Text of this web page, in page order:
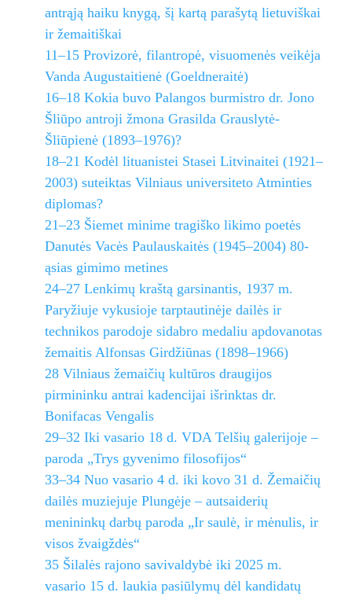
antrąją haiku knygą, šį kartą parašytą lietuviškai
ir žemaitiškai
11–15 Provizorė, filantropė, visuomenės veikėja
Vanda Augustaitienė (Goeldneraitė)
16–18 Kokia buvo Palangos burmistro dr. Jono
Šliūpo antroji žmona Grasilda Grauslytė-
Šliūpienė (1893–1976)?
18–21 Kodėl lituanistei Stasei Litvinaitei (1921–
2003) suteiktas Vilniaus universiteto Atminties
diplomas?
21–23 Šiemet minime tragiško likimo poetės
Danutės Vacės Paulauskaitės (1945–2004) 80-
ąsias gimimo metines
24–27 Lenkimų kraštą garsinantis, 1937 m.
Paryžiuje vykusioje tarptautinėje dailės ir
technikos parodoje sidabro medaliu apdovanotas
žemaitis Alfonsas Girdžiūnas (1898–1966)
28 Vilniaus žemaičių kultūros draugijos
pirmininku antrai kadencijai išrinktas dr.
Bonifacas Vengalis
29–32 Iki vasario 18 d. VDA Telšių galerijoje –
paroda „Trys gyvenimo filosofijos“
33–34 Nuo vasario 4 d. iki kovo 31 d. Žemaičių
dailės muziejuje Plungėje – autsaiderių
menininkų darbų paroda „Ir saulė, ir mėnulis, ir
visos žvaigždės“
35 Šilalės rajono savivaldybė iki 2025 m.
vasario 15 d. laukia pasiūlymų dėl kandidatų